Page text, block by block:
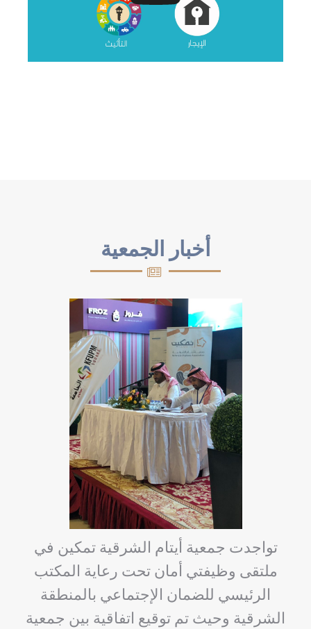
أخبار الجمعية
تواجدت جمعية أيتام الشرقية تمكين في
ملتقى وظيفتي أمان تحت رعاية المكتب
الرئيسي للضمان الإجتماعي بالمنطقة
الشرقية وحيث تم توقيع اتفاقية بين جمعية